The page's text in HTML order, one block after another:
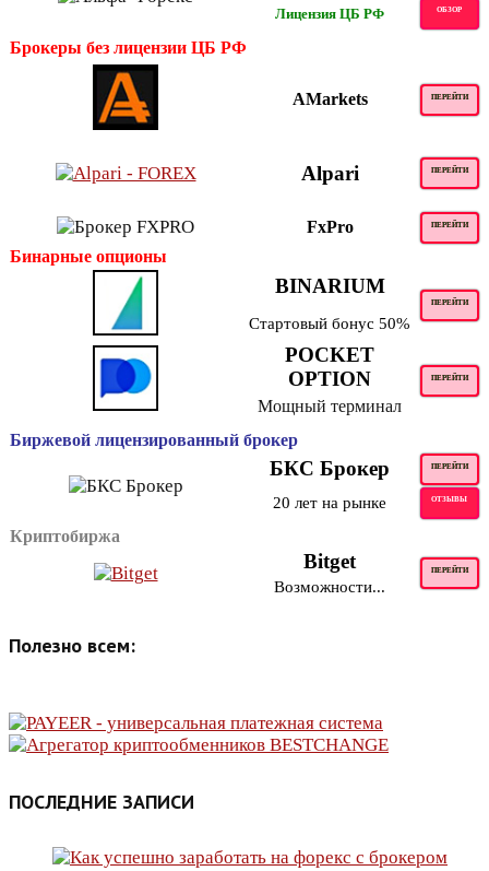
Лицензия ЦБ РФ ОБЗОР
Брокеры без лицензии ЦБ РФ
AMarkets ПЕРЕЙТИ
Alpari ПЕРЕЙТИ
FxPro ПЕРЕЙТИ
Бинарные опционы
BINARIUM
ПЕРЕЙТИ
Стартовый бонус 50%
POCKET
OPTION
ПЕРЕЙТИ
Мощный терминал
Биржевой лицензированный брокер
БКС Брокер ПЕРЕЙТИ
20 лет на рынке ОТЗЫВЫ
Криптобиржа
Bitget ПЕРЕЙТИ
Возможности...
Полезно всем:
ПОСЛЕДНИЕ ЗАПИСИ